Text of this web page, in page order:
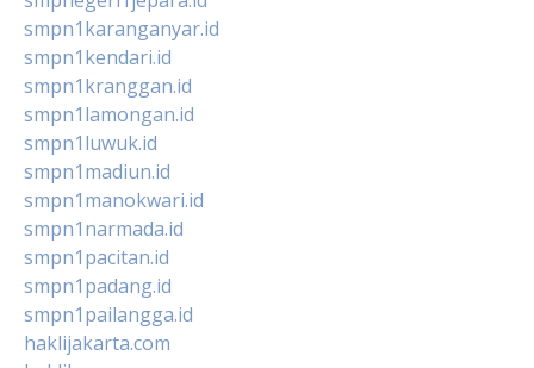
smpn1karanganyar.id
smpn1kendari.id
smpn1kranggan.id
smpn1lamongan.id
smpn1luwuk.id
smpn1madiun.id
smpn1manokwari.id
smpn1narmada.id
smpn1pacitan.id
smpn1padang.id
smpn1pailangga.id
haklijakarta.com